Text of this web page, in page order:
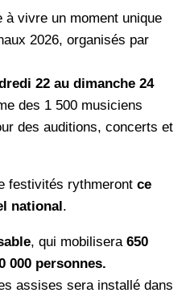
à vivre un moment unique
2026, organisés par
22 au dimanche 24
des 1 500 musiciens
des auditions, concerts et
festivités rythmerontce
national.
, qui mobilisera650
000 personnes.
assises sera installé dans